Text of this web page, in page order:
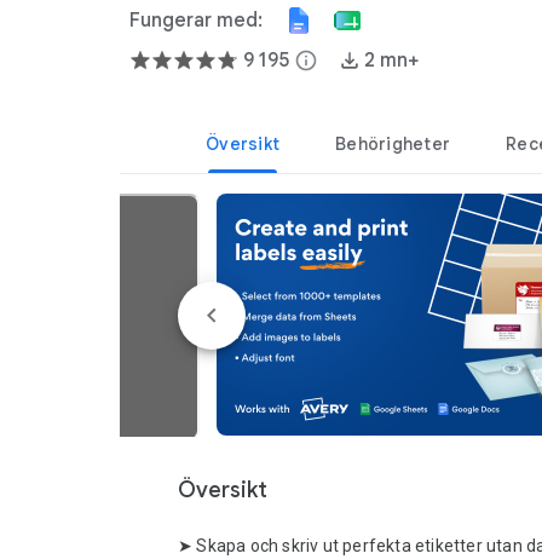
Labels ➤
Fungerar med:
9 195 info 2 mn+
Översikt Behörigheter
Översikt
➤ Skapa och skriv ut perfekta etiketter utan